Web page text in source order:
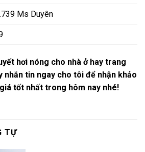
Ms Duyên
hơi nóng cho nhà ở hay trang
nhắn tin ngay cho tôi để nhận khảo
tốt nhất trong hôm nay nhé!
TỰ